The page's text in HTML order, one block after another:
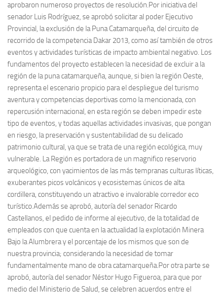
aprobaron numeroso proyectos de resolución.Por iniciativa del
senador Luis Rodríguez, se aprobó solicitar al poder Ejecutivo
Provincial, la exclusión de la Puna Catamarqueña, del circuito de
recorrido de la competencia Dakar 2013, como así también de otros
eventos y actividades turísticas de impacto ambiental negativo. Los
fundamentos del proyecto establecen la necesidad de excluir a la
región de la puna catamarqueña, aunque, si bien la región Oeste,
representa el escenario propicio para el despliegue del turismo
aventura y competencias deportivas como la mencionada, con
repercusión internacional, en esta región se deben impedir este
tipo de eventos, y todas aquellas actividades invasivas, que pongan
en riesgo, la preservación y sustentabilidad de su delicado
patrimonio cultural, ya que se trata de una región ecológica, muy
vulnerable. La Región es portadora de un magnifico reservorio
arqueológico, con yacimientos de las más tempranas culturas líticas,
exuberantes picos volcánicos y ecosistemas únicos de alta
cordillera, constituyendo un atractivo e invalorable corredor eco
turístico.Además se aprobó, autoría del senador Ricardo
Castellanos, el pedido de informe al ejecutivo, de la totalidad de
empleados con que cuenta en la actualidad la explotación Minera
Bajo la Alumbrera y el porcentaje de los mismos que son de
nuestra provincia; considerando la necesidad de tomar
fundamentalmente mano de obra catamarqueña.Por otra parte se
aprobó, autoría del senador Néstor Hugo Figueroa, para que por
medio del Ministerio de Salud, se celebren acuerdos entre el